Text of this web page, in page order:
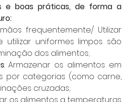
e boas práticas, de forma a
frequentemente/ Utilizar
uniformes limpos são
dos alimentos;
: Armazenar os alimentos em
por categorias (como carne,
cruzadas;
os alimentos a temperaturas